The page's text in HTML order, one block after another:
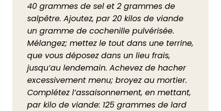
40 grammes de sel et 2 grammes de
salpêtre. Ajoutez, par 20 kilos de viande
un gramme de cochenille pulvérisée.
Mélangez; mettez le tout dans une terrine,
que vous déposez dans un lieu frais,
jusqu’au lendemain. Achevez de hacher
excessivement menu; broyez au mortier.
Complétez l’assaisonnement, en mettant,
par kilo de viande: 125 grammes de lard